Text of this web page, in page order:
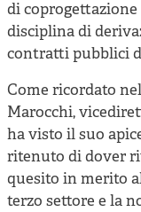
di
disciplina di
contratti pubblici
Come ricordato
Marocchi,
ha visto il suo
ritenuto di dover
quesito in merito
terzo settore e la